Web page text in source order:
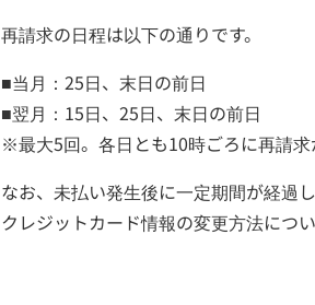
再請求の日程は以下の通りです。
■当月：25日、末日の前日
■翌月：15日、25日、末日の前日
※最大5回。各日とも10時ごろに再請求
なお、未払い発生後に一定期間が経過
クレジットカード情報の変更方法につい